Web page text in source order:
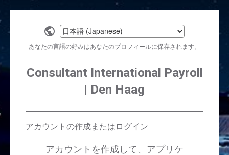
Select
a
language
あなたの言語の好みはあなたのプロフィールに保存されます。
Consultant International Payroll
| Den Haag
アカウントの作成またはログイン
アカウントを作成して、アプリケ